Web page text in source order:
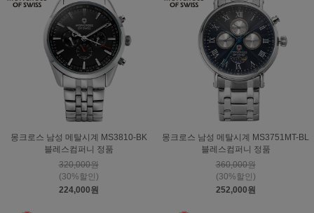
몽크로스 남성 메탈시계 MS3810-BK
블레스컴퍼니 정품
320,000원
(30%할인)
224,000원
몽크로스 남성 메탈시계 MS3751MT-BL
블레스컴퍼니 정품
360,000원
(30%할인)
252,000원